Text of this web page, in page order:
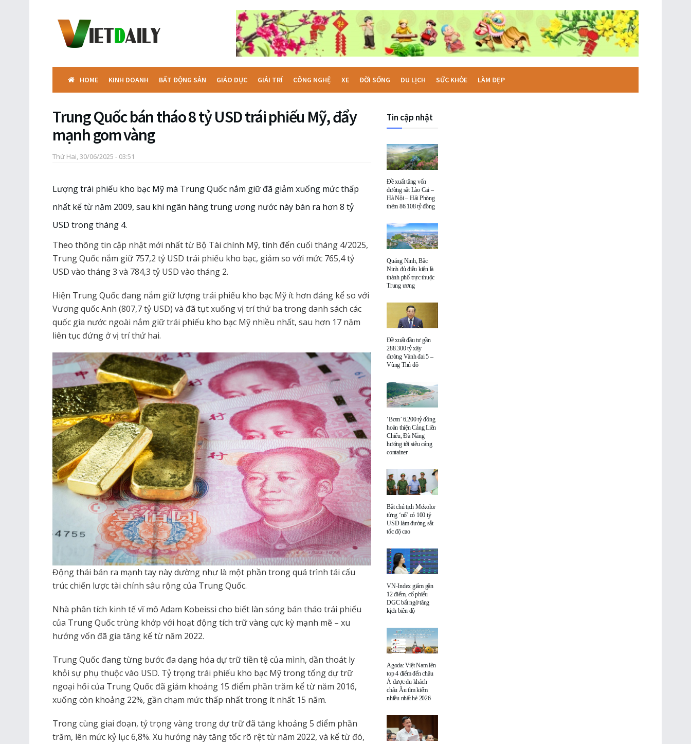
HOME KINH DOANH BẤT ĐỘNG SẢN GIÁO DỤC GIẢI TRÍ CÔNG NGHỆ XE ĐỜI SỐNG DU LỊCH SỨC KHỎE LÀM ĐẸP
Trung Quốc bán tháo 8 tỷ USD trái phiếu Mỹ, đẩy
mạnh gom vàng
Thứ Hai, 30/06/2025 - 03:51
Lượng trái phiếu kho bạc Mỹ mà Trung Quốc nắm giữ đã giảm xuống mức thấp
nhất kể từ năm 2009, sau khi ngân hàng trung ương nước này bán ra hơn 8 tỷ
USD trong tháng 4.
Theo thông tin cập nhật mới nhất từ Bộ Tài chính Mỹ, tính đến cuối tháng 4/2025,
Trung Quốc nắm giữ 757,2 tỷ USD trái phiếu kho bạc, giảm so với mức 765,4 tỷ
USD vào tháng 3 và 784,3 tỷ USD vào tháng 2.
Hiện Trung Quốc đang nắm giữ lượng trái phiếu kho bạc Mỹ ít hơn đáng kể so với
Vương quốc Anh (807,7 tỷ USD) và đã tụt xuống vị trí thứ ba trong danh sách các
quốc gia nước ngoài nắm giữ trái phiếu kho bạc Mỹ nhiều nhất, sau hơn 17 năm
liên tục đứng ở vị trí thứ hai.
Động thái bán ra mạnh tay này dường như là một phần trong quá trình tái cấu
trúc chiến lược tài chính sâu rộng của Trung Quốc.
Nhà phân tích kinh tế vĩ mô Adam Kobeissi cho biết làn sóng bán tháo trái phiếu
của Trung Quốc trùng khớp với hoạt động tích trữ vàng cực kỳ mạnh mẽ – xu
hướng vốn đã gia tăng kể từ năm 2022.
Trung Quốc đang từng bước đa dạng hóa dự trữ tiền tệ của mình, dần thoát ly
khỏi sự phụ thuộc vào USD. Tỷ trọng trái phiếu kho bạc Mỹ trong tổng dự trữ
ngoại hối của Trung Quốc đã giảm khoảng 15 điểm phần trăm kể từ năm 2016,
xuống còn khoảng 22%, gần chạm mức thấp nhất trong ít nhất 15 năm.
Trong cùng giai đoạn, tỷ trọng vàng trong dự trữ đã tăng khoảng 5 điểm phần
trăm, lên mức kỷ lục 6,8%. Xu hướng này tăng tốc rõ rệt từ năm 2022, và kể từ đó,
Tin cập nhật
Đề xuất tăng vốn
đường sắt Lào Cai –
Hà Nội – Hải Phòng
thêm 86.108 tỷ đồng
Quảng Ninh, Bắc
Ninh đủ điều kiện là
thành phố trực thuộc
Trung ương
Đề xuất đầu tư gần
288.300 tỷ xây
đường Vành đai 5 –
Vùng Thủ đô
‘Bơm’ 6.200 tỷ đồng
hoàn thiện Cảng Liên
Chiểu, Đà Nẵng
hướng tới siêu cảng
container
Bắt chủ tịch Mekolor
từng ‘nổ’ có 100 tỷ
USD làm đường sắt
tốc độ cao
VN-Index giảm gần
12 điểm, cổ phiếu
DGC bất ngờ tăng
kịch biên độ
Agoda: Việt Nam lên
top 4 điểm đến châu
Á được du khách
châu Âu tìm kiếm
nhiều nhất hè 2026